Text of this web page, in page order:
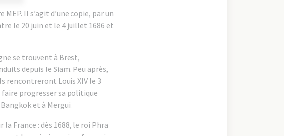
Il s’agit d’une copie, par un
le 20 juin et le 4 juillet 1686 et
se trouvent à Brest,
depuis le Siam. Peu après,
rencontreront Louis XIV le 3
faire progresser sa politique
et à Mergui.
France : dès 1688, le roi Phra